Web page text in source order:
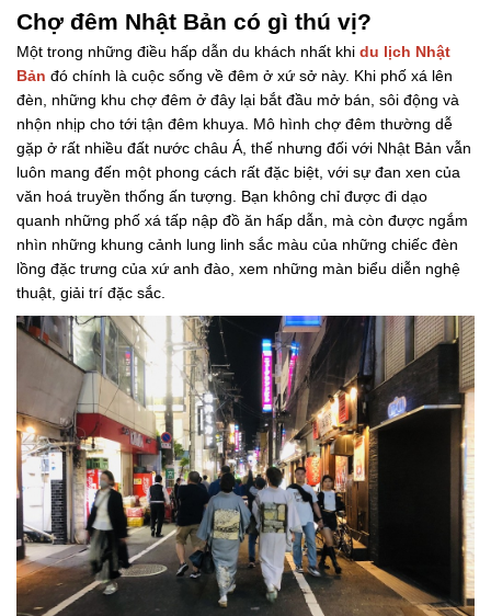
Chợ đêm Nhật Bản có gì thú vị?
Một trong những điều hấp dẫn du khách nhất khi du lịch Nhật
Bản đó chính là cuộc sống về đêm ở xứ sở này. Khi phố xá lên
đèn, những khu chợ đêm ở đây lại bắt đầu mở bán, sôi động và
nhộn nhịp cho tới tận đêm khuya. Mô hình chợ đêm thường dễ
gặp ở rất nhiều đất nước châu Á, thế nhưng đối với Nhật Bản vẫn
luôn mang đến một phong cách rất đặc biệt, với sự đan xen của
văn hoá truyền thống ấn tượng. Bạn không chỉ được đi dạo
quanh những phố xá tấp nập đồ ăn hấp dẫn, mà còn được ngắm
nhìn những khung cảnh lung linh sắc màu của những chiếc đèn
lồng đặc trưng của xứ anh đào, xem những màn biểu diễn nghệ
thuật, giải trí đặc sắc.